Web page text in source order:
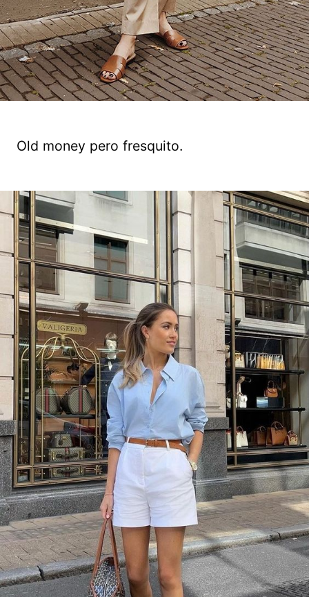
Old money pero fresquito.